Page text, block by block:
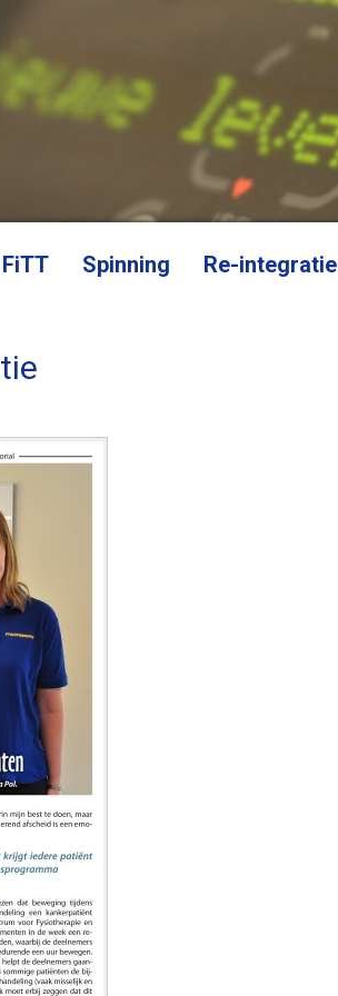
FiTT Spinning Re-integratie